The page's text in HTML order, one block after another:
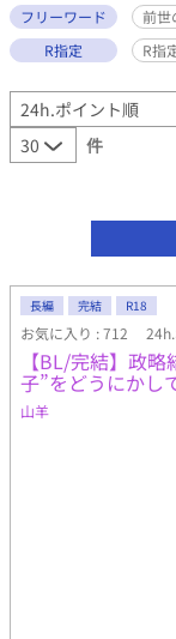
フリーワード
前世
R指定
R指
件
長編 完結 R18
お気に入り : 712
【BL/完結】政
子”をどうにかし
山羊